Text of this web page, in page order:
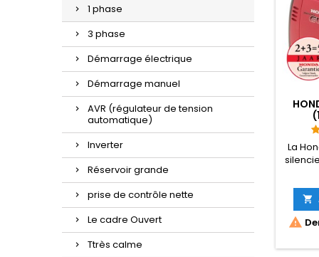
1 phase
3 phase
Démarrage électrique
Démarrage manuel
AVR (régulateur de tension
automatique)
Inverter
Réservoir grande
prise de contrôle nette
Le cadre Ouvert
Ttrès calme
La
avez
Par

